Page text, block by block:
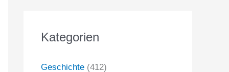
e
Kategorien
Geschichte (412)